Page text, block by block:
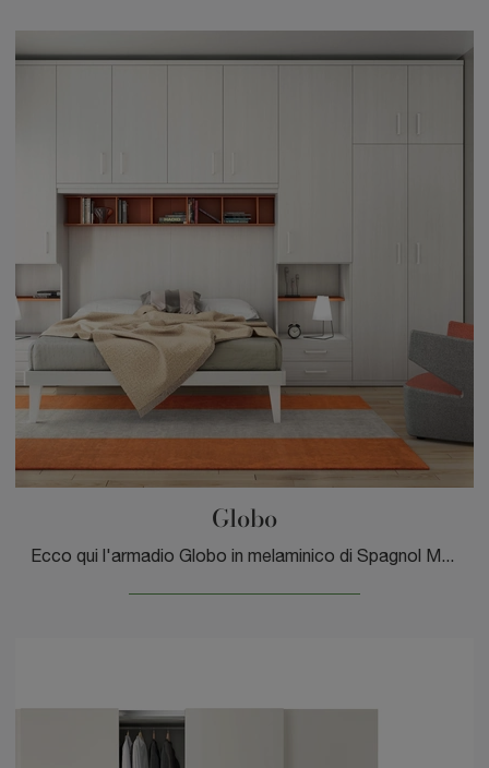
Globo
Ecco qui l'armadio Globo in melaminico di Spagnol Mobili! Una ricca gamma di armadi a ponte con ante battenti.